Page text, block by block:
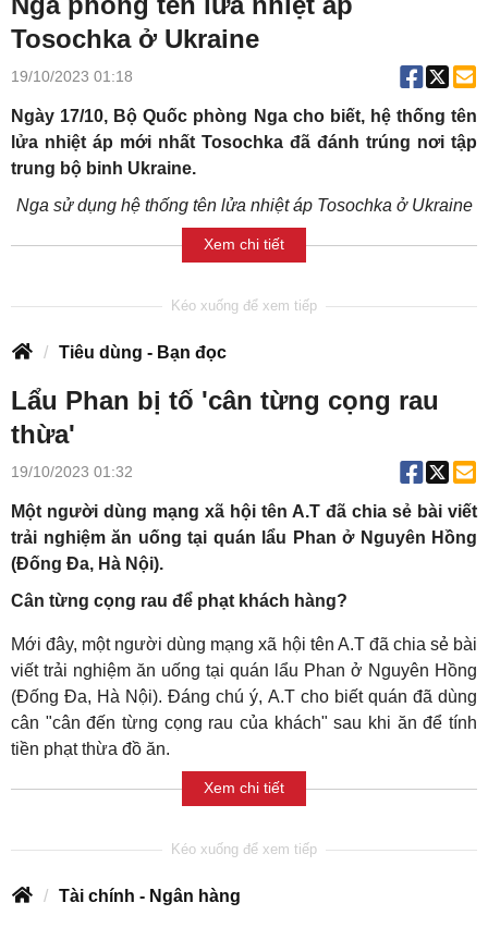
Tosochka ở Ukraine
19/10/2023 01:18
Ngày 17/10, Bộ Quốc phòng Nga cho biết, hệ thống tên
lửa nhiệt áp mới nhất Tosochka đã đánh trúng nơi tập
trung bộ binh Ukraine.
Nga sử dụng hệ thống tên lửa nhiệt áp Tosochka ở Ukraine
Xem chi tiết
Tiêu dùng - Bạn đọc
Lẩu Phan bị tố 'cân từng cọng rau
thừa'
19/10/2023 01:32
Một người dùng mạng xã hội tên A.T đã chia sẻ bài viết
trải nghiệm ăn uống tại quán lẩu Phan ở Nguyên Hồng
(Đống Đa, Hà Nội).
Cân từng cọng rau để phạt khách hàng?
Mới đây, một người dùng mạng xã hội tên A.T đã chia sẻ bài
viết trải nghiệm ăn uống tại quán lẩu Phan ở Nguyên Hồng
(Đống Đa, Hà Nội). Đáng chú ý, A.T cho biết quán đã dùng
cân "cân đến từng cọng rau của khách" sau khi ăn để tính
tiền phạt thừa đồ ăn.
Xem chi tiết
Tài chính - Ngân hàng